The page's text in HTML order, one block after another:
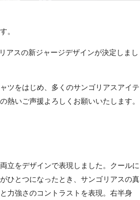
。
アスの新ジャージデザインが決定しまし
ツをはじめ、多くのサンゴリアスアイテ
熱いご声援よろしくお願いいたします。
立をデザインで表現しました。クールに
ひとつになったとき、サンゴリアスの真
力強さのコントラストを表現。右半身